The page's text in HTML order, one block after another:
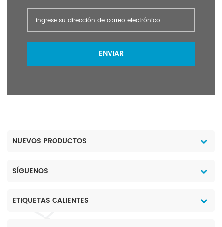
ENVIAR
NUEVOS PRODUCTOS
SÍGUENOS
ETIQUETAS CALIENTES